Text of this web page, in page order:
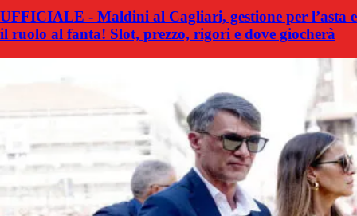
UFFICIALE - Maldini al Cagliari, gestione per l’asta e
il ruolo al fanta! Slot, prezzo, rigori e dove giocherà